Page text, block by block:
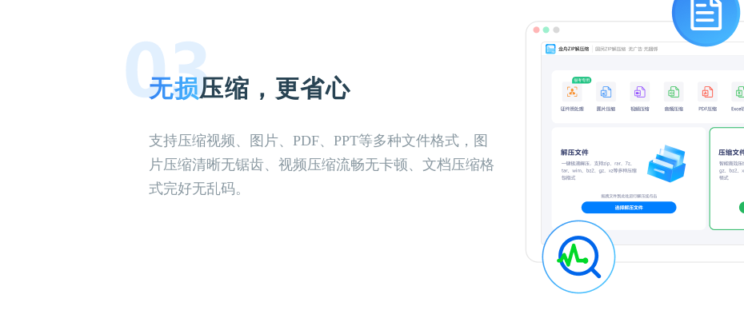
无损压缩，更省心
支持压缩视频、图片、PDF、PPT等多种文件格式，图
片压缩清晰无锯齿、视频压缩流畅无卡顿、文档压缩格
式完好无乱码。